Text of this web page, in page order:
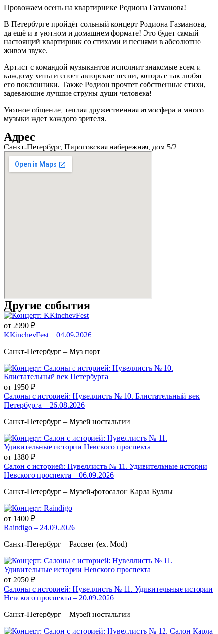
Провожаем осень на квартирнике Родиона Газманова!
В Петербурге пройдёт сольный концерт Родиона Газманова,
да ещё и в уютном и домашнем формате! Это будет самый
настоящий квартирник со стихами и песнями в абсолютно
живом звуке.
Артист с командой музыкантов исполнит знакомые всем и
каждому хиты и споет авторские песни, которые так любят
его поклонники. Также Родион прочтет собственные стихи,
задевающие лучшие струны души человека!
Уютное общение, теплая дружественная атмосфера и много
музыки ждет каждого зрителя.
Адрес
Санкт-Петербург, Пироговская набережная, дом 5/2
Другие события
от 2990 ₽
KKinchevFest – 04.09.2026
Санкт-Петербург – Муз порт
от 1950 ₽
Салоны с историей: Нувеллистъ № 10. Блистательный век
Петербурга – 26.08.2026
Санкт-Петербург – Музей ностальгии
от 1880 ₽
Салон с историей: Нувеллистъ № 11. Удивительные истории
Невского проспекта – 06.09.2026
Санкт-Петербург – Музей-фотосалон Карла Буллы
от 1400 ₽
Raindigo – 24.09.2026
Санкт-Петербург – Рассвет (ex. Mod)
от 2050 ₽
Салоны с историей: Нувеллистъ № 11. Удивительные истории
Невского проспекта – 20.09.2026
Санкт-Петербург – Музей ностальгии